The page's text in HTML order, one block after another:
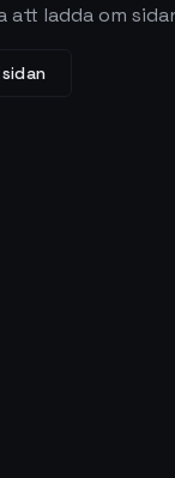
att ladda om